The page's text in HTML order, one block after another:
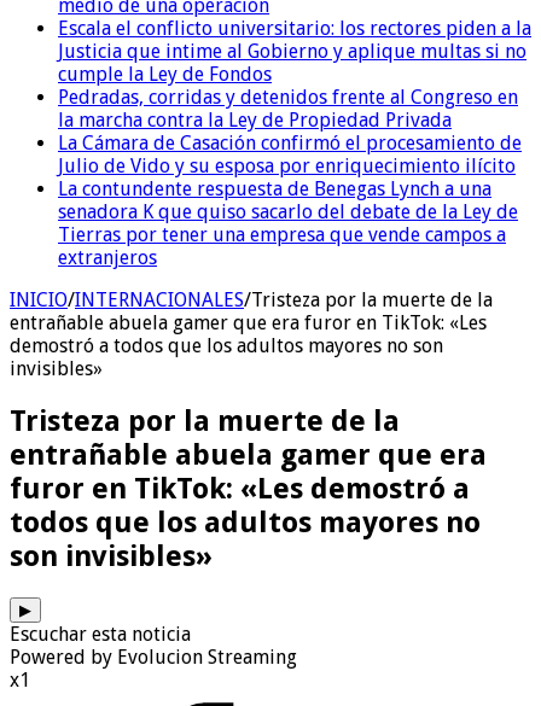
medio de una operación
Escala el conflicto universitario: los rectores piden a la
Justicia que intime al Gobierno y aplique multas si no
cumple la Ley de Fondos
Pedradas, corridas y detenidos frente al Congreso en
la marcha contra la Ley de Propiedad Privada
La Cámara de Casación confirmó el procesamiento de
Julio de Vido y su esposa por enriquecimiento ilícito
La contundente respuesta de Benegas Lynch a una
senadora K que quiso sacarlo del debate de la Ley de
Tierras por tener una empresa que vende campos a
extranjeros
INICIO/INTERNACIONALES/Tristeza por la muerte de la
entrañable abuela gamer que era furor en TikTok: «Les
demostró a todos que los adultos mayores no son
invisibles»
Tristeza por la muerte de la
entrañable abuela gamer que era
furor en TikTok: «Les demostró a
todos que los adultos mayores no
son invisibles»
▶
Escuchar esta noticia
Powered by Evolucion Streaming
x1